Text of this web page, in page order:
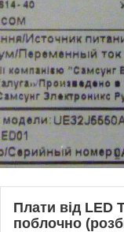
Плати від LED
поблочно